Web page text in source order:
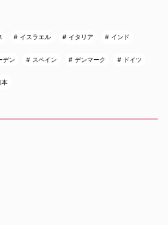
イスラエル イタリア インド
デン スペイン デンマーク ドイツ
本